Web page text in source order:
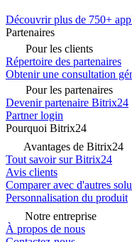
Découvrir plus de 750+
Partenaires
Pour les clients
Répertoire des partenaires
Obtenir une consultation
Pour les partenaires
Devenir partenaire Bitrix24
Partner login
Pourquoi Bitrix24
Avantages de Bitrix24
Tout savoir sur Bitrix24
Avis clients
Comparer avec d'autres
Personnalisation du produit
Notre entreprise
À propos de nous